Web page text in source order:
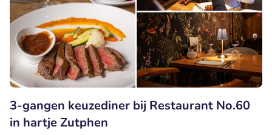
3-gangen keuzediner bij Restaurant No.60
in hartje Zutphen